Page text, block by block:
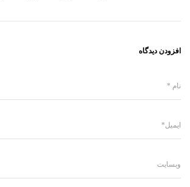
افزودن دیدگاه